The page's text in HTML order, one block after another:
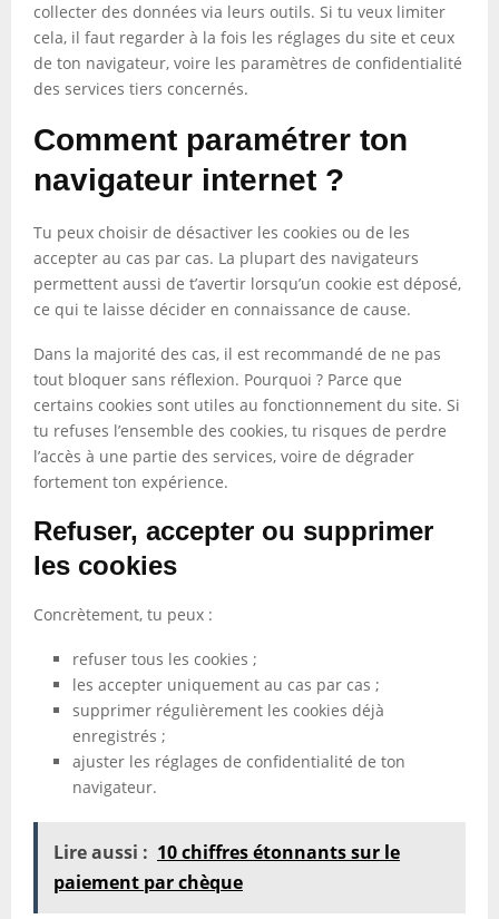
collecter des données via leurs outils. Si tu veux limiter
cela, il faut regarder à la fois les réglages du site et ceux
de ton navigateur, voire les paramètres de confidentialité
des services tiers concernés.
Comment paramétrer ton
navigateur internet ?
Tu peux choisir de désactiver les cookies ou de les
accepter au cas par cas. La plupart des navigateurs
permettent aussi de t’avertir lorsqu’un cookie est déposé,
ce qui te laisse décider en connaissance de cause.
Dans la majorité des cas, il est recommandé de ne pas
tout bloquer sans réflexion. Pourquoi ? Parce que
certains cookies sont utiles au fonctionnement du site. Si
tu refuses l’ensemble des cookies, tu risques de perdre
l’accès à une partie des services, voire de dégrader
fortement ton expérience.
Refuser, accepter ou supprimer
les cookies
Concrètement, tu peux :
refuser tous les cookies ;
les accepter uniquement au cas par cas ;
supprimer régulièrement les cookies déjà
enregistrés ;
ajuster les réglages de confidentialité de ton
navigateur.
Lire aussi : 10 chiffres étonnants sur le
paiement par chèque